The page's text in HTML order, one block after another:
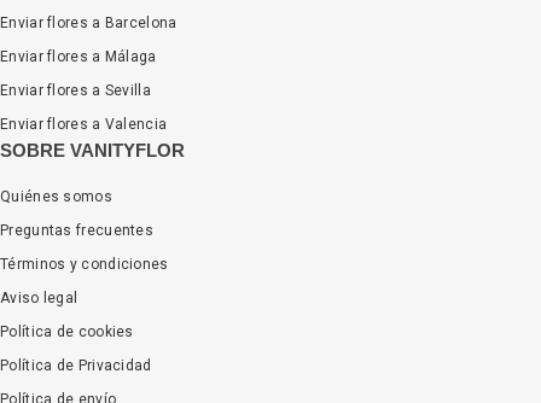
Enviar flores a Barcelona
Enviar flores a Málaga
Enviar flores a Sevilla
Enviar flores a Valencia
SOBRE VANITYFLOR
Quiénes somos
Preguntas frecuentes
Términos y condiciones
Aviso legal
Política de cookies
Política de Privacidad
Política de envío